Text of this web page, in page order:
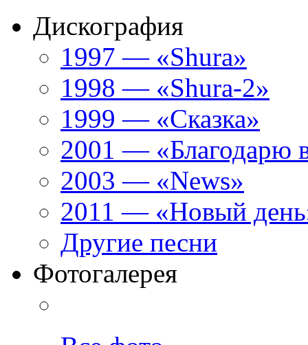
Дискография
1997 — «Shura»
1998 — «Shura-2»
1999 — «Сказка»
2001 — «Благодарю
2003 — «News»
2011 — «Новый
Другие песни
Фотогалерея